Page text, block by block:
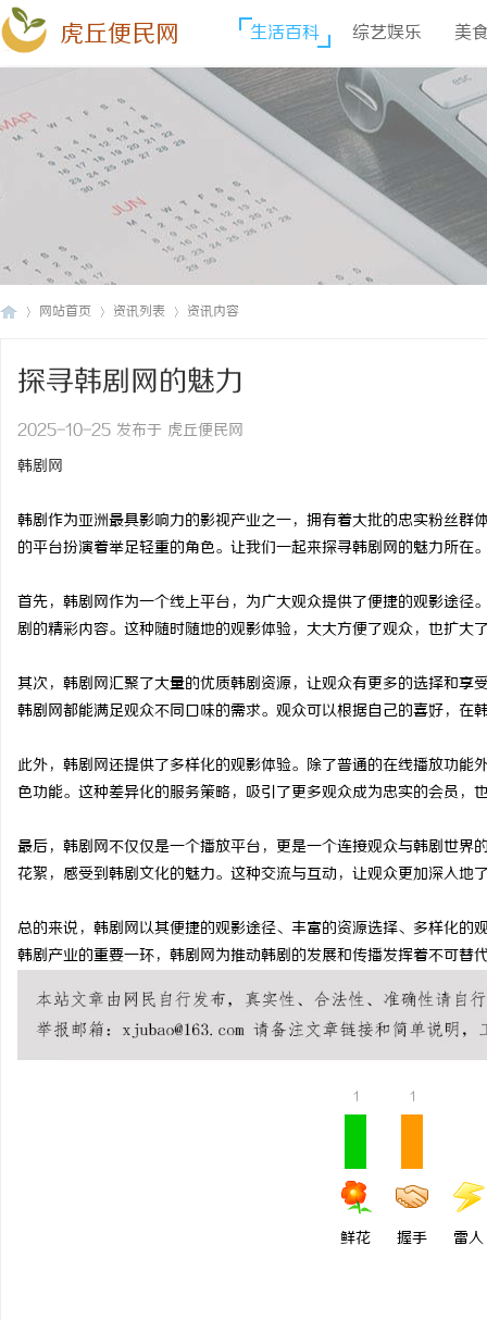
虎丘便民网 生活百科 综艺娱乐 美
网站首页 资讯列表 资讯内容
探寻韩剧网的魅力
2025-10-25 发布于 虎丘便民网
韩剧网
韩剧作为亚洲最具影响力的影视产业之一，拥有着大批的忠实粉丝
的平台扮演着举足轻重的角色。让我们一起来探寻韩剧网的魅力所在
首先，韩剧网作为一个线上平台，为广大观众提供了便捷的观影途
剧的精彩内容。这种随时随地的观影体验，大大方便了观众，也扩大
其次，韩剧网汇聚了大量的优质韩剧资源，让观众有更多的选择和
韩剧网都能满足观众不同口味的需求。观众可以根据自己的喜好，在
此外，韩剧网还提供了多样化的观影体验。除了普通的在线播放功
色功能。这种差异化的服务策略，吸引了更多观众成为忠实的会员，
最后，韩剧网不仅仅是一个播放平台，更是一个连接观众与韩剧世
花絮，感受到韩剧文化的魅力。这种交流与互动，让观众更加深入地
总的来说，韩剧网以其便捷的观影途径、丰富的资源选择、多样化
韩剧产业的重要一环，韩剧网为推动韩剧的发展和传播发挥着不可替
1
鲜花
1
握手 雷人
激光切管机：现代制造